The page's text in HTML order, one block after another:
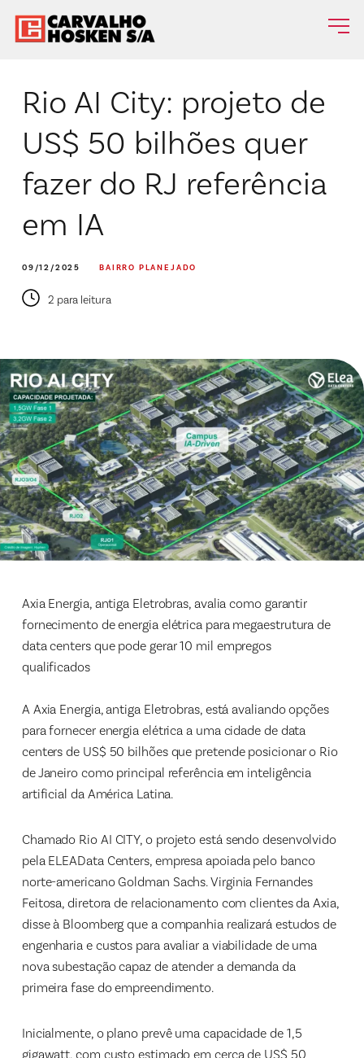
09/12/2025 BAIRRO PLANEJADO
2 para leitura
Rio AI City: projeto de
US$ 50 bilhões quer
fazer do RJ referência
em IA
Axia Energia, antiga Eletrobras, avalia como garantir
fornecimento de energia elétrica para megaestrutura de
data centers que pode gerar 10 mil empregos
qualificados
A Axia Energia, antiga Eletrobras, está avaliando opções
para fornecer energia elétrica a uma cidade de data
centers de US$ 50 bilhões que pretende posicionar o Rio
de Janeiro como principal referência em inteligência
artificial da América Latina.
Chamado Rio AI CITY, o projeto está sendo desenvolvido
pela ELEAData Centers, empresa apoiada pelo banco
norte-americano Goldman Sachs. Virginia Fernandes
Feitosa, diretora de relacionamento com clientes da Axia,
disse à Bloomberg que a companhia realizará estudos de
engenharia e custos para avaliar a viabilidade de uma
nova subestação capaz de atender a demanda da
primeira fase do empreendimento.
Inicialmente, o plano prevê uma capacidade de 1,5
gigawatt, com custo estimado em cerca de US$ 50